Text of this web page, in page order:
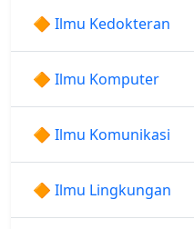
🔶 Ilmu Kedokteran
🔶 Ilmu Komputer
🔶 Ilmu Komunikasi
🔶 Ilmu Lingkungan